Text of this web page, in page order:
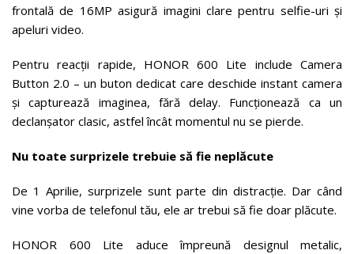
frontală de 16MP asigură imagini clare pentru selfie-uri și
apeluri video.
Pentru reacții rapide, HONOR 600 Lite include Camera
Button 2.0 – un buton dedicat care deschide instant camera
și capturează imaginea, fără delay. Funcționează ca un
declanșator clasic, astfel încât momentul nu se pierde.
Nu toate surprizele trebuie să fie neplăcute
De 1 Aprilie, surprizele sunt parte din distracție. Dar când
vine vorba de telefonul tău, ele ar trebui să fie doar plăcute.
HONOR 600 Lite aduce împreună designul metalic,